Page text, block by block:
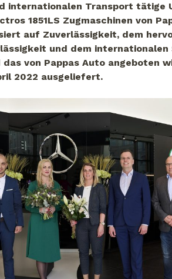
internationalen Transport tätige
1851LS Zugmaschinen von
auf Zuverlässigkeit, dem
und dem internationalen
von Pappas Auto angeboten
2022 ausgeliefert.